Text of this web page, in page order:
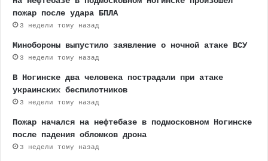
пожар после удара БПЛА
3 недели тому назад
Минобороны выпустило заявление о ночной атаке ВСУ
3 недели тому назад
В Ногинске два человека пострадали при атаке
украинских беспилотников
3 недели тому назад
Пожар начался на нефтебазе в подмосковном Ногинске
после падения обломков дрона
3 недели тому назад